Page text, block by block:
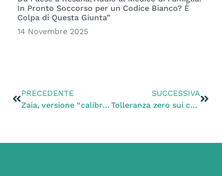
In Pronto Soccorso per un Codice Bianco? È
Colpa di Questa Giunta”
14 Novembre 2025
PRECEDENTE
Zaia, versione “calibro 12”, approva la caccia in deroga in barba alle leggi e ai cittadini veneti che dovranno pagare le sanzioni dell’Unione Europea.
SUCCESSIVA
Tolleranza zero sui controlli dei cacciatori che utilizzano i richiami vivi.